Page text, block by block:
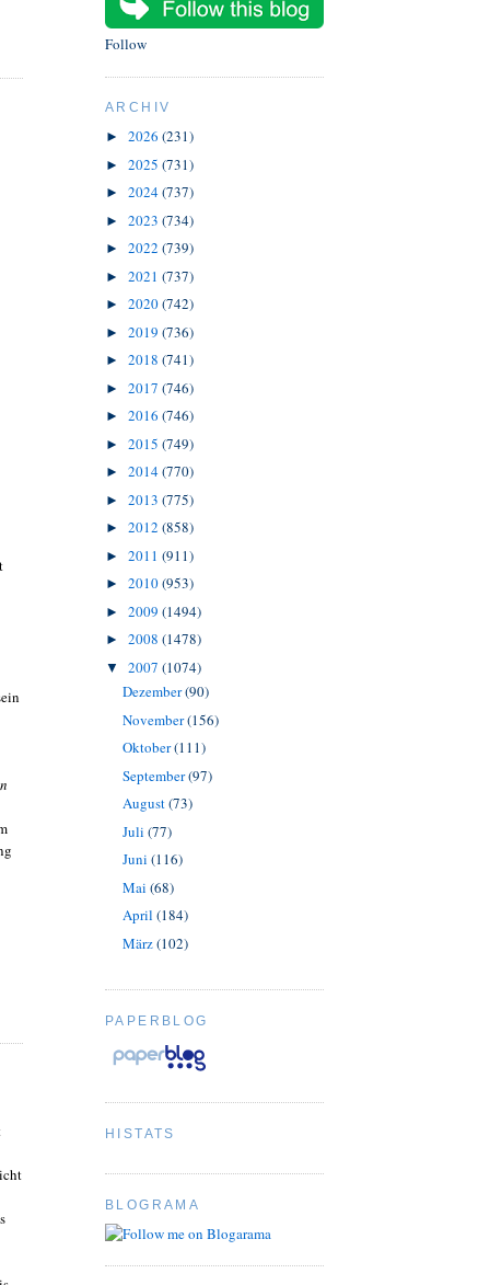
Follow
ARCHIV
► 2026 (231)
► 2025 (731)
► 2024(737)
► 2023 (734)
► 2022 (739)
► 2021 (737)
► 2020(742)
► 2019 (736)
► 2018 (741)
► 2017 (746)
► 2016 (746)
► 2015 (749)
► 2014(770)
► 2013 (775)
► 2012 (858)
► 2011 (911)
► 2010(953)
► 2009 (1494)
► 2008 (1478)
▼ 2007 (1074)
Dezember(90)
November(156)
Oktober(111)
September(97)
August(73)
Juli (77)
Juni (116)
Mai (68)
April (184)
März(102)
PAPERBLOG
HISTATS
BLOGRAMA